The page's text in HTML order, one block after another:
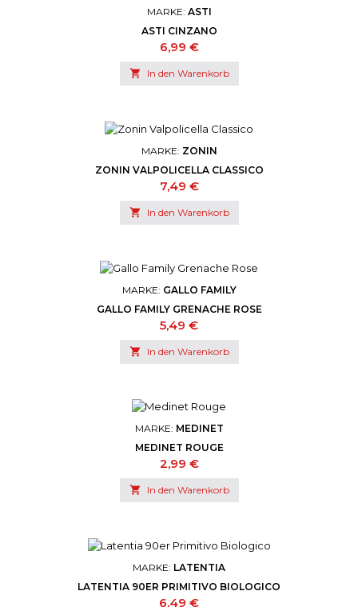
MARKE: ASTI
ASTI CINZANO
Preis
6,99 €
 In den Warenkorb
MARKE: ZONIN
ZONIN VALPOLICELLA CLASSICO
Preis
7,49 €
 In den Warenkorb
MARKE: GALLO FAMILY
GALLO FAMILY GRENACHE ROSE
Preis
5,49 €
 In den Warenkorb
MARKE: MEDINET
MEDINET ROUGE
Preis
2,99 €
 In den Warenkorb
MARKE: LATENTIA
LATENTIA 90ER PRIMITIVO BIOLOGICO
Preis
6,49 €